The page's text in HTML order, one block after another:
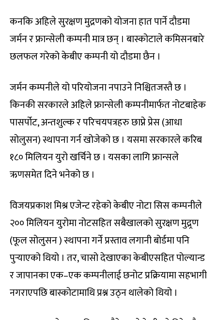
कनकि अहिले सुरक्षण मुद्रणको योजना हात पार्ने दौडमा
जर्मन र फ्रान्सेली कम्पनी मात्र छन् । बास्कोटाले कमिसनबारे
छलफल गरेको केबीए कम्पनी यो दौडमा छैन ।
जर्मन कम्पनीले यो परियोजना नपाउने निश्चितजस्तै छ ।
किनकी सरकारले अहिले फ्रान्सेली कम्पनीमार्फत नोटबाहेक
पासर्पोट, अन्तशुल्क र परिचयपत्रहरु छाप्ने प्रेस (आधा
सोलुसन) स्थापना गर्न खोजेको छ । यसमा सरकारले करिब
१८० मिलियन युरो खर्चिने छ । यसका लागि फ्रान्सले
ऋणसमेत दिने भनेको छ ।
विजयप्रकाश मिश्र एजेन्ट रहेको केबीए नोटा सिस कम्पनीले
२०० मिलियन युरोमा नोटसहित सबैखालको सुरक्षण मुद्र्रण
(फूल सोलुसन ) स्थापना गर्ने प्रस्ताव लगानी बोर्डमा पनि
पुर्‍याएको थियो । तर, चासो देखाएका केबीएसहित पोल्यान्ड
र जापानका एक–एक कम्पनीलाई छनोट प्रक्रियामा सहभागी
नगराएपछि बास्कोटामाथि प्रश्न उठ्न थालेको थियो ।